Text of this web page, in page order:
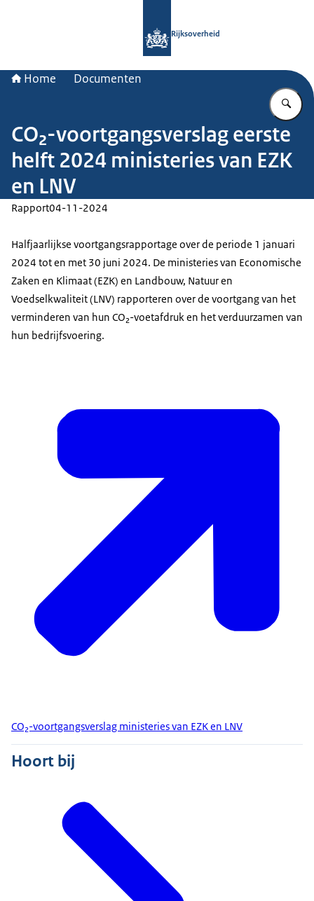
Rijksoverheid
Home Documenten
CO₂-voortgangsverslag eerste
helft 2024 ministeries van EZK
en LNV
Rapport04-11-2024
Halfjaarlijkse voortgangsrapportage over de periode 1 januari
2024 tot en met 30 juni 2024. De ministeries van Economische
Zaken en Klimaat (EZK) en Landbouw, Natuur en
Voedselkwaliteit (LNV) rapporteren over de voortgang van het
verminderen van hun CO₂-voetafdruk en het verduurzamen van
hun bedrijfsvoering.
CO₂-voortgangsverslag ministeries van EZK en LNV
Hoort bij